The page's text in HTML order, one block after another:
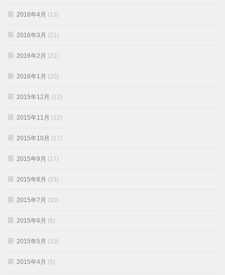
2016年4月 (13)
2016年3月 (21)
2016年2月 (21)
2016年1月 (20)
2015年12月 (12)
2015年11月 (12)
2015年10月 (17)
2015年9月 (17)
2015年8月 (23)
2015年7月 (10)
2015年6月 (6)
2015年5月 (10)
2015年4月 (5)